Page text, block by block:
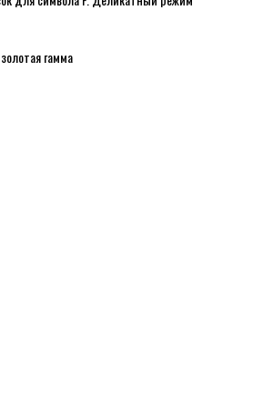
гамма